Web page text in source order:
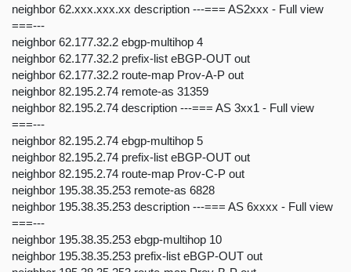
neighbor 62.xxx.xxx.xx description ---=== AS2xxx - Full view
===---
neighbor 62.177.32.2 ebgp-multihop 4
neighbor 62.177.32.2 prefix-list eBGP-OUT out
neighbor 62.177.32.2 route-map Prov-A-P out
neighbor 82.195.2.74 remote-as 31359
neighbor 82.195.2.74 description ---=== AS 3xx1 - Full view
===---
neighbor 82.195.2.74 ebgp-multihop 5
neighbor 82.195.2.74 prefix-list eBGP-OUT out
neighbor 82.195.2.74 route-map Prov-C-P out
neighbor 195.38.35.253 remote-as 6828
neighbor 195.38.35.253 description ---=== AS 6xxxx - Full view
===---
neighbor 195.38.35.253 ebgp-multihop 10
neighbor 195.38.35.253 prefix-list eBGP-OUT out